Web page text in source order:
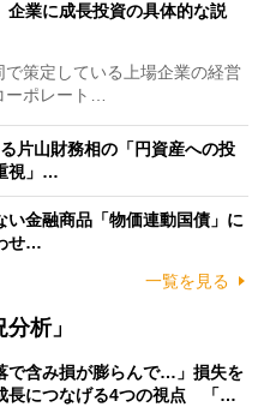
業に成長投資の具体的な説
策定している上場企業の経営
ーポレート…
片山財務相の「円資産への投
視」…
い金融商品「物価連動国債」に
せ…
一覧を見る
析」
で含み損が膨らんで…」損失を
長につなげる4つの視点 「…